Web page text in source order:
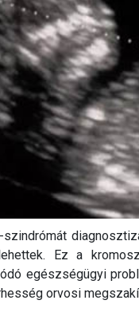
Ez a
egészségügyi
orvosi